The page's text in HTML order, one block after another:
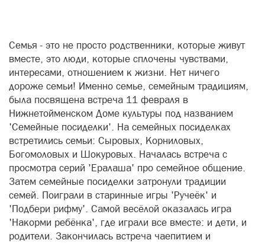
Семья - это не просто родственники, которые живут
вместе, это люди, которые сплочены чувствами,
интересами, отношением к жизни. Нет ничего
дороже семьи! Именно семье, семейным традициям,
была посвящена встреча 11 февраля в
Нижнетойменском Доме культуры под названием
'Семейные посиделки'. На семейных посиделках
встретились семьи: Сыровых, Корниловых,
Богомоловых и Шокуровых. Началась встреча с
просмотра серий 'Ералаша' про семейное общение.
Затем семейные посиделки затронули традиции
семей. Поиграли в старинные игры 'Ручеёк' и
'Подбери рифму'. Самой весёлой оказалась игра
'Накорми ребёнка', где играли все вместе: и дети, и
родители. Закончилась встреча чаепитием и